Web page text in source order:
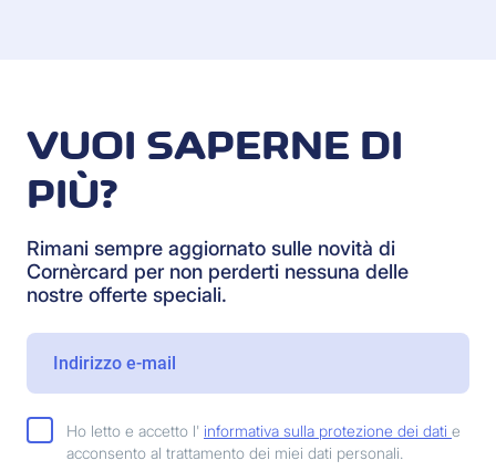
VUOI SAPERNE DI
PIÙ?
Rimani sempre aggiornato sulle novità di
Cornèrcard per non perderti nessuna delle
nostre offerte speciali.
Ho letto e accetto l' informativa sulla protezione dei dati e
acconsento al trattamento dei miei dati personali.